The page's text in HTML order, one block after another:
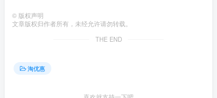
© 版权声明
文章版权归作者所有，未经允许请勿转载。
THE END
淘优惠